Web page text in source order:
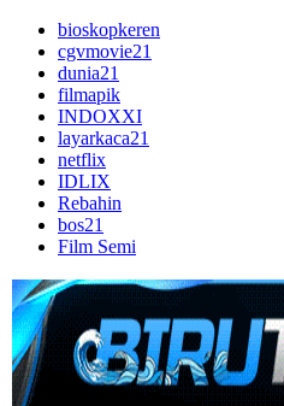
bioskopkeren
cgvmovie21
dunia21
filmapik
INDOXXI
layarkaca21
netflix
IDLIX
Rebahin
bos21
Film Semi